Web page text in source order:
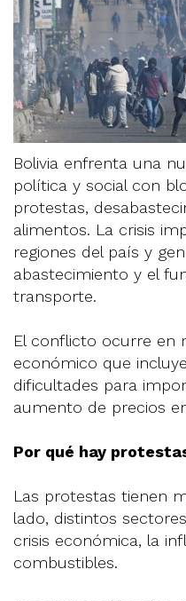
Bolivia enfrenta una
política y social con
protestas,
alimentos. La crisis
regiones del país y
abastecimiento y el
transporte.
El conflicto ocurre en
económico que
dificultades para
aumento de precios
Por qué hay
Las protestas tienen
lado, distintos
crisis económica, la
combustibles.